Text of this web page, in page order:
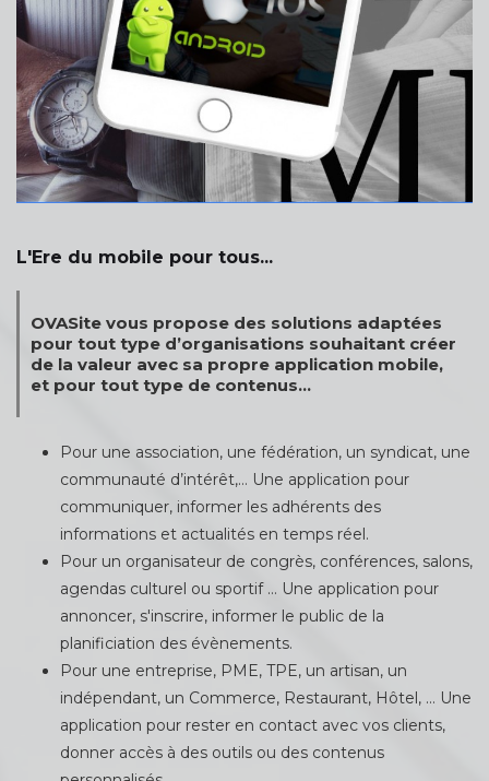
L'Ere du mobile pour tous...
OVASite vous propose des solutions adaptées
pour tout type d’organisations souhaitant créer
de la valeur avec sa propre application mobile,
et pour tout type de contenus...
Pour une association, une fédération, un syndicat, une
communauté d’intérêt,… Une application pour
communiquer, informer les adhérents des
informations et actualités en temps réel.
Pour un organisateur de congrès, conférences, salons,
agendas culturel ou sportif … Une application pour
annoncer, s'inscrire, informer le public de la
planificiation des évènements.
Pour une entreprise, PME, TPE, un artisan, un
indépendant, un Commerce, Restaurant, Hôtel, … Une
application pour rester en contact avec vos clients,
donner accès à des outils ou des contenus